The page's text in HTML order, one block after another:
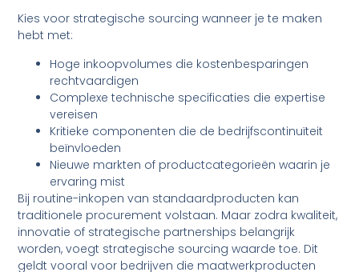
Kies voor strategische sourcing wanneer je te maken
hebt met:
Hoge inkoopvolumes die kostenbesparingen
rechtvaardigen
Complexe technische specificaties die expertise
vereisen
Kritieke componenten die de bedrijfscontinuïteit
beïnvloeden
Nieuwe markten of productcategorieën waarin je
ervaring mist
Bij routine-inkopen van standaardproducten kan
traditionele procurement volstaan. Maar zodra kwaliteit,
innovatie of strategische partnerships belangrijk
worden, voegt strategische sourcing waarde toe. Dit
geldt vooral voor bedrijven die maatwerkproducten